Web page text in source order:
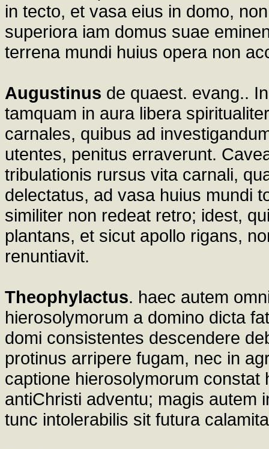
in tecto, et vasa eius in domo,
superiora iam domus suae
terrena mundi huius opera non
Augustinus de quaest. evang..
tamquam in aura libera
carnales, quibus ad
utentes, penitus erraverunt.
tribulationis rursus vita carnali,
delectatus, ad vasa huius mundi
similiter non redeat retro; idest,
plantans, et sicut apollo rigans,
renuntiavit.
Theophylactus. haec autem
hierosolymorum a domino dicta
domi consistentes descendere
protinus arripere fugam, nec in
captione hierosolymorum
antiChristi adventu; magis autem
tunc intolerabilis sit futura